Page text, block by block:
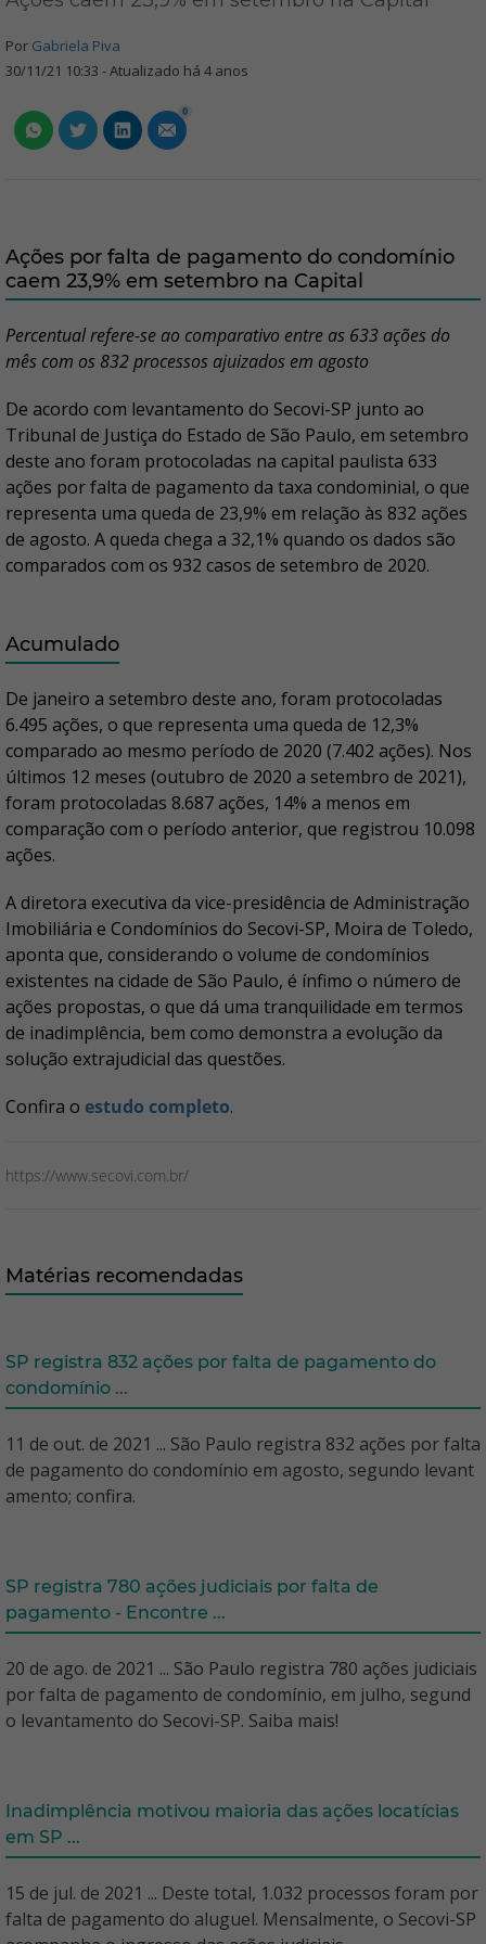
Por Gabriela Piva
30/11/21 10:33 - Atualizado há 4 anos
0
Ações por falta de pagamento do condomínio
caem 23,9% em setembro na Capital
Percentual refere-se ao comparativo entre as 633 ações do
mês com os 832 processos ajuizados em agosto
De acordo com levantamento do Secovi-SP junto ao
Tribunal de Justiça do Estado de São Paulo, em setembro
deste ano foram protocoladas na capital paulista 633
ações por falta de pagamento da taxa condominial, o que
representa uma queda de 23,9% em relação às 832 ações
de agosto. A queda chega a 32,1% quando os dados são
comparados com os 932 casos de setembro de 2020.
Acumulado
De janeiro a setembro deste ano, foram protocoladas
6.495 ações, o que representa uma queda de 12,3%
comparado ao mesmo período de 2020 (7.402 ações). Nos
últimos 12 meses (outubro de 2020 a setembro de 2021),
foram protocoladas 8.687 ações, 14% a menos em
comparação com o período anterior, que registrou 10.098
ações.
A diretora executiva da vice-presidência de Administração
Imobiliária e Condomínios do Secovi-SP, Moira de Toledo,
aponta que, considerando o volume de condomínios
existentes na cidade de São Paulo, é ínfimo o número de
ações propostas, o que dá uma tranquilidade em termos
de inadimplência, bem como demonstra a evolução da
solução extrajudicial das questões.
Confira o estudo completo.
https://www.secovi.com.br/
Matérias recomendadas
SP registra 832 ações por falta de pagamento do
condomínio ...
11 de out. de 2021 ... São Paulo registra 832 ações por falta
de pagamento do condomínio em agosto, segundo levant
amento; confira.
SP registra 780 ações judiciais por falta de
pagamento - Encontre ...
20 de ago. de 2021 ... São Paulo registra 780 ações judiciais
por falta de pagamento de condomínio, em julho, segund
o levantamento do Secovi-SP. Saiba mais!
Inadimplência motivou maioria das ações locatícias
em SP ...
15 de jul. de 2021 ... Deste total, 1.032 processos foram por
falta de pagamento do aluguel. Mensalmente, o Secovi-SP